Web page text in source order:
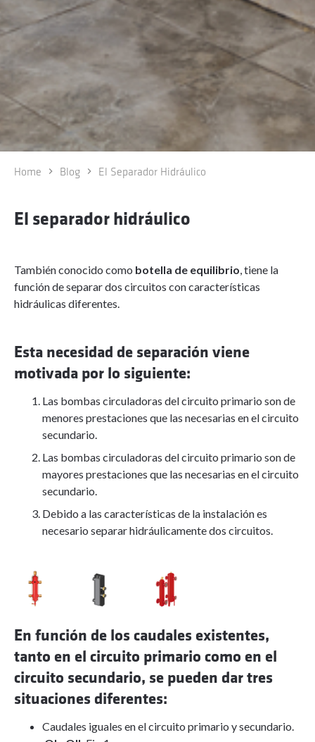
Home Blog El Separador Hidráulico
El separador hidráulico
También conocido como botella de equilibrio , tiene la
función de separar dos circuitos con características
hidráulicas diferentes.
Esta necesidad de separación viene
motivada por lo siguiente:
Las bombas circuladoras del circuito primario son de
menores prestaciones que las necesarias en el circuito
secundario.
Las bombas circuladoras del circuito primario son de
mayores prestaciones que las necesarias en el circuito
secundario.
Debido a las características de la instalación es
necesario separar hidráulicamente dos circuitos.
En función de los caudales existentes,
tanto en el circuito primario como en el
circuito secundario, se pueden dar tres
situaciones diferentes:
Caudales iguales en el circuito primario y secundario.